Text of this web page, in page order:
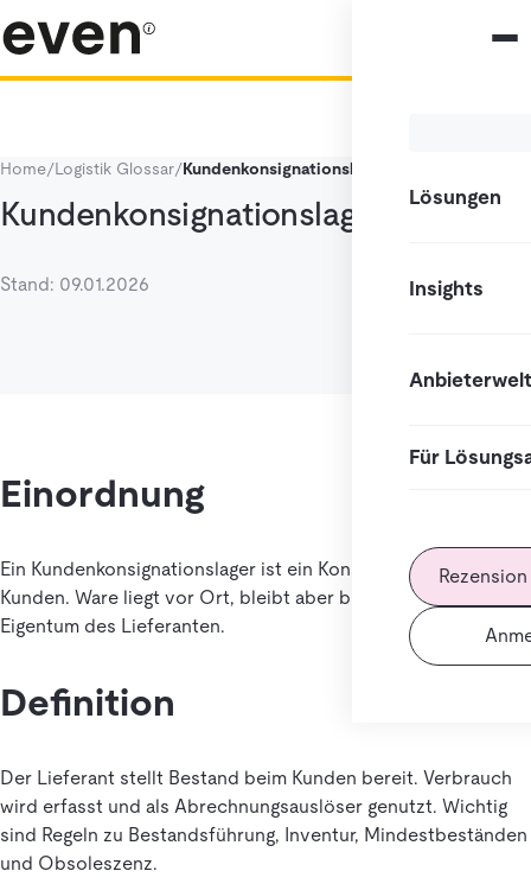
Lösungen
Insights
Anbieterwelt
Für
Home/Logistik Glossar/Kundenkonsignationslager
Kundenkonsignationslager
Stand: 09.01.2026
Einordnung
Ein Kundenkonsignationslager ist ein Konsignationslager beim
Kunden. Ware liegt vor Ort, bleibt aber bis zur Entnahme im
Eigentum des Lieferanten.
Definition
Der Lieferant stellt Bestand beim Kunden bereit. Verbrauch
wird erfasst und als Abrechnungsauslöser genutzt. Wichtig
sind Regeln zu Bestandsführung, Inventur, Mindestbeständen
und Obsoleszenz.